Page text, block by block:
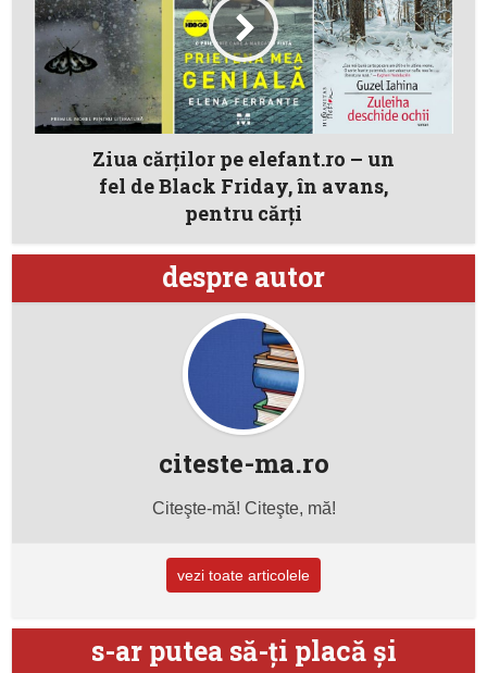
Ziua cărţilor pe elefant.ro – un
fel de Black Friday, în avans,
pentru cărţi
despre autor
citeste-ma.ro
Citeşte-mă! Citeşte, mă!
vezi toate articolele
s-ar putea să-ţi placă şi